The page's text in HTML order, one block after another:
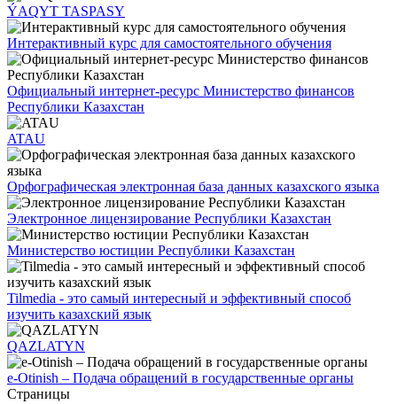
ÝAQYT TASPASY
Интерактивный курс для самостоятельного обучения
Официальный интернет-ресурс Министерство финансов
Республики Казахстан
ATAU
Орфографическая электронная база данных казахского языка
Электронное лицензирование Республики Казахстан
Министерство юстиции Республики Казахстан
Tilmedia - это самый интересный и эффективный способ
изучить казахский язык
QAZLATYN
e-Otinish – Подача обращений в государственные органы
Страницы